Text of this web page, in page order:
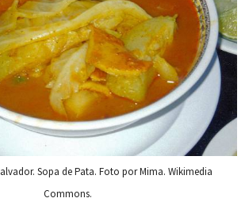
Sopa de Pata. Foto por Mima. Wikimedia
Commons.